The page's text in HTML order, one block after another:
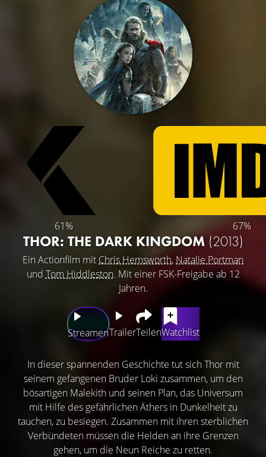
61% 67%
THOR: THE DARK KINGDOM (2013)
Ein Actionfilm mit Chris Hemsworth, Natalie Portman
und Tom Hiddleston. Mit einer FSK-Freigabe ab 12
Jahren.
StreamenTrailerTeilenWatchlist
In dieser spannenden Geschichte tut sich Thor mit
seinem gefangenen Bruder Loki zusammen, um den
bösartigen Malekith und seinen Plan, das Universum
mit Hilfe des gefährlichen Äthers in Dunkelheit zu
tauchen, zu besiegen. Zusammen mit ihren sterblichen
Verbündeten müssen die Helden an ihre Grenzen
gehen, um die Neun Reiche zu retten.